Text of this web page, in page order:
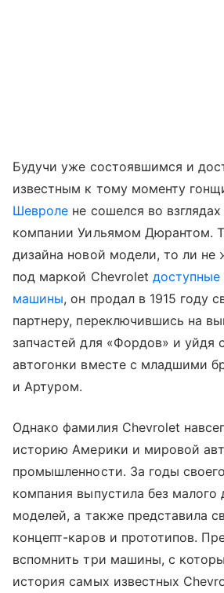
Будучи уже состоявшимся и
известным к тому моменту
Шевроле не сошелся во
компании Уильямом Дюрантом.
дизайна новой модели, то ли не
под маркой Chevrolet
машины, он продал в 1915 году
партнеру, переключившись на
запчастей для «Фордов» и уйдя
автогонки вместе с младшими
и Артуром.
Однако фамилия Chevrolet
историю Америки и мировой
промышленности. За годы
компания выпустила без малого
моделей, а также представила
концепт-каров и прототипов.
вспомнить три машины, с
история самых известных